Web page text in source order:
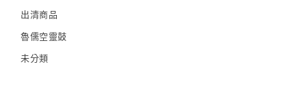
出清商品
魯儒空靈鼓
未分類